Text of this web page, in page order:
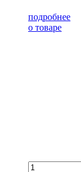
подробнее
о товаре